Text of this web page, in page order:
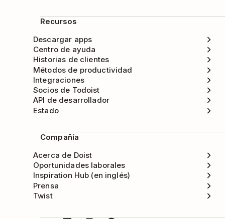
Recursos
Descargar apps
Centro de ayuda
Historias de clientes
Métodos de productividad
Integraciones
Socios de Todoist
API de desarrollador
Estado
Compañía
Acerca de Doist
Oportunidades laborales
Inspiration Hub (en inglés)
Prensa
Twist